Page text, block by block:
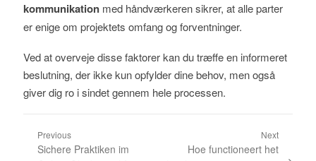
kommunikationmed håndværkeren sikrer, at alle parter
er enige om projektets omfang og forventninger.
Ved at overveje disse faktorer kan du træffe en informeret
beslutning, der ikke kun opfylder dine behov, men også
giver dig ro i sindet gennem hele processen.
Previous
Sichere Praktiken im
Next
Hoe functioneert het